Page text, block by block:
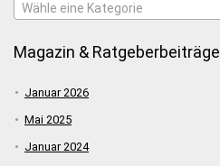
Wähle eine Kategorie
Magazin & Ratgeberbeiträge
Januar 2026
Mai 2025
Januar 2024